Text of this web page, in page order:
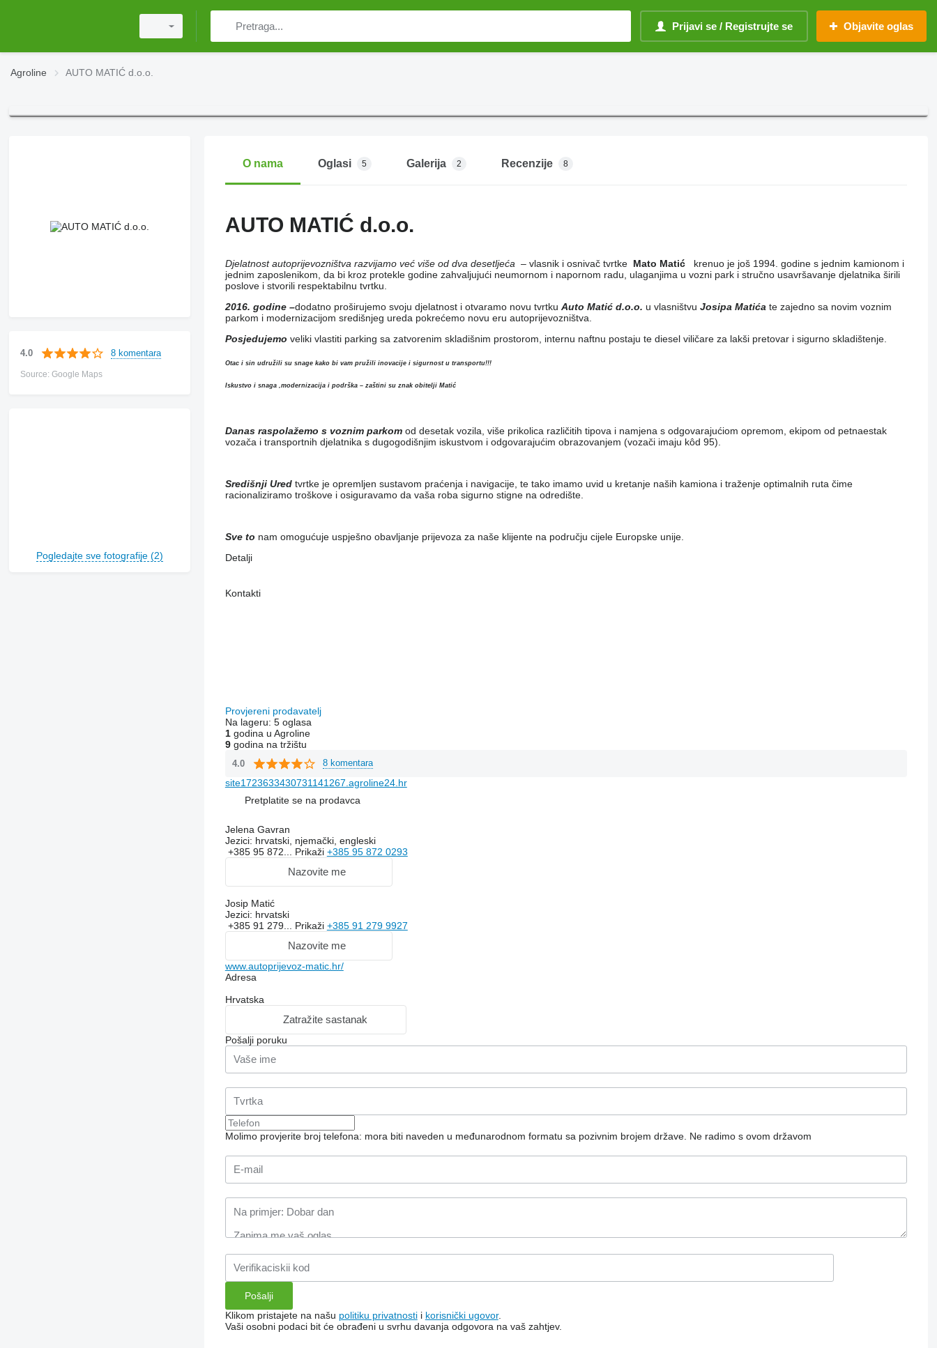
Prijavi se / Registrujte se Objavite oglas
Agroline AUTO MATIĆ d.o.o.
4.0 8 komentara
Source: Google Maps
Pogledajte sve fotografije (2)
O nama Oglasi 5 Galerija 2 Recenzije 8
AUTO MATIĆ d.o.o.
Djelatnost autoprijevozništva razvijamo već više od dva desetljeća ­ – vlasnik i osnivač tvrtke Mato Matićkrenuo je još 1994. godine s jednim kamionom i
jednim zaposlenikom, da bi kroz protekle godine zahvaljujući neumornom i napornom radu, ulaganjima u vozni park i stručno usavršavanje djelatnika širili
poslove i stvorili respektabilnu tvrtku.
2016. godine –dodatno proširujemo svoju djelatnost i otvaramo novu tvrtku Auto Matić d.o.o. u vlasništvu Josipa Matića te zajedno sa novim voznim
parkom i modernizacijom središnjeg ureda pokrećemo novu eru autoprijevozništva.
Posjedujemo veliki vlastiti parking sa zatvorenim skladišnim prostorom, internu naftnu postaju te diesel viličare za lakši pretovar i sigurno skladištenje.
Otac i sin udružili su snage kako bi vam pružili inovacije i sigurnost u transportu!!!
Iskustvo i snaga ,modernizacija i podrška – zaštini su znak obitelji Matić
Danas raspolažemo s voznim parkomod desetak vozila, više prikolica različitih tipova i namjena s odgovarajućiom opremom, ekipom od petnaestak
vozača i transportnih djelatnika s dugogodišnjim iskustvom i odgovarajućim obrazovanjem (vozači imaju kôd 95).
Središnji Uredtvrtke je opremljen sustavom praćenja i navigacije, te tako imamo uvid u kretanje naših kamiona i traženje optimalnih ruta čime
racionaliziramo troškove i osiguravamo da vaša roba sigurno stigne na odredište.
Sve to nam omogućuje uspješno obavljanje prijevoza za naše klijente na području cijele Europske unije.
Detalji
Kontakti
Provjereni prodavatelj
Na lageru: 5 oglasa
1godina u Agroline
9godina na tržištu
4.0 8 komentara
site1723633430731141267.agroline24.hr
Pretplatite se na prodavca
Jelena Gavran
Jezici: hrvatski, njemački, engleski
+385 95 872... Prikaži +385 95 872 0293
Nazovite me
Josip Matić
Jezici: hrvatski
+385 91 279... Prikaži +385 91 279 9927
Nazovite me
www.autoprijevoz-matic.hr/
Adresa
Hrvatska
Zatražite sastanak
Pošalji poruku
Molimo provjerite broj telefona: mora biti naveden u međunarodnom formatu sa pozivnim brojem države. Ne radimo s ovom državom
Klikom pristajete na našu politiku privatnostii korisnički ugovor.
Vaši osobni podaci bit će obrađeni u svrhu davanja odgovora na vaš zahtjev.